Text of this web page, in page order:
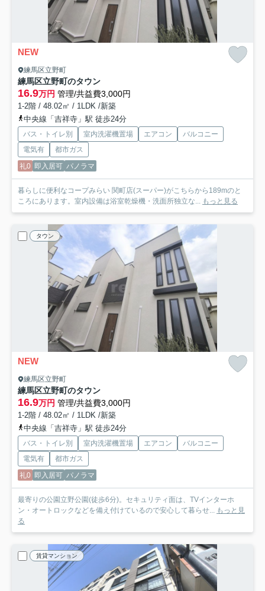
NEW
練馬区立野町
練馬区立野町のタウン
16.9万円 管理/共益費3,000円
1-2階 / 48.02㎡ / 1LDK /新築
中央線「吉祥寺」駅 徒歩24分
バス・トイレ別 室内洗濯機置場 エアコン
バルコニー
電気有
都市ガス
礼0 即入居可 パノラマ
暮らしに便利なコープみらい 関町店(スーパー)がこちらから189mのと
ころにあります。室内設備は浴室乾燥機・洗面所独立な... もっと見る
タウン
NEW
練馬区立野町
練馬区立野町のタウン
16.9万円 管理/共益費3,000円
1-2階 / 48.02㎡ / 1LDK /新築
中央線「吉祥寺」駅 徒歩24分
バス・トイレ別 室内洗濯機置場 エアコン
バルコニー
電気有
都市ガス
礼0 即入居可 パノラマ
最寄りの公園立野公園(徒歩6分)。セキュリティ面は、TVインターホ
ン・オートロックなどを備え付けているので安心して暮らせ... もっと見
る
賃貸マンション